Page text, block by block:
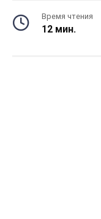
Время чтения
12 мин.